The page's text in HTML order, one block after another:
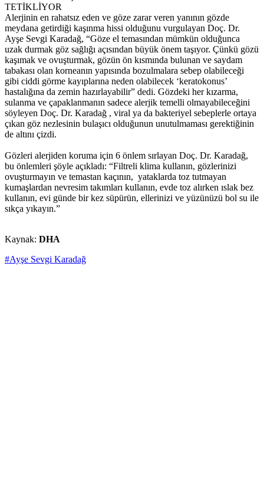
TETİKLİYOR
Alerjinin en rahatsız eden ve göze zarar veren yanının gözde
meydana getirdiği kaşınma hissi olduğunu vurgulayan Doç. Dr.
Ayşe Sevgi Karadağ, “Göze el temasından mümkün olduğunca
uzak durmak göz sağlığı açısından büyük önem taşıyor. Çünkü gözü
kaşımak ve ovuşturmak, gözün ön kısmında bulunan ve saydam
tabakası olan korneanın yapısında bozulmalara sebep olabileceği
gibi ciddi görme kayıplarına neden olabilecek ‘keratokonus’
hastalığına da zemin hazırlayabilir” dedi. Gözdeki her kızarma,
sulanma ve çapaklanmanın sadece alerjik temelli olmayabileceğini
söyleyen Doç. Dr. Karadağ , viral ya da bakteriyel sebeplerle ortaya
çıkan göz nezlesinin bulaşıcı olduğunun unutulmaması gerektiğinin
de altını çizdi.
Gözleri alerjiden koruma için 6 önlem sırlayan Doç. Dr. Karadağ,
bu önlemleri şöyle açıkladı: “Filtreli klima kullanın, gözlerinizi
ovuşturmayın ve temastan kaçının, yataklarda toz tutmayan
kumaşlardan nevresim takımları kullanın, evde toz alırken ıslak bez
kullanın, evi günde bir kez süpürün, ellerinizi ve yüzünüzü bol su ile
sıkça yıkayın.”
Kaynak: DHA
#Ayşe Sevgi Karadağ